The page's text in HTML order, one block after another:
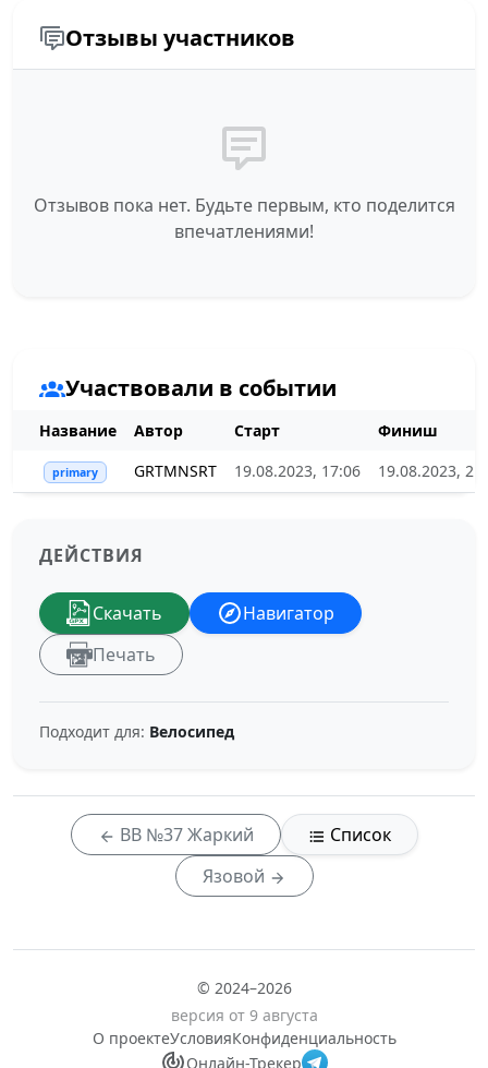
Отзывы участников
Отзывов пока нет. Будьте первым, кто поделится
впечатлениями!
Участвовали в событии
Название Автор Старт Финиш
primary GRTMNSRT 19.08.2023, 17:06 19.08.2023,
ДЕЙСТВИЯ
Скачать
Навигатор
Печать
Подходит для: Велосипед
ВВ №37 Жаркий
Список
Язовой
© 2024–2026
версия от 9 августа
О проектеУсловияКонфиденциальность
Онлайн-Трекер